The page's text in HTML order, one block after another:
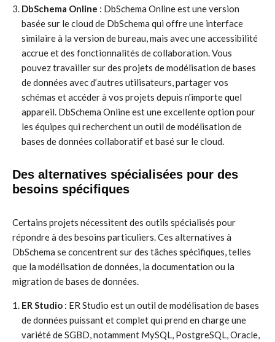
DbSchema Online : DbSchema Online est une version
basée sur le cloud de DbSchema qui offre une interface
similaire à la version de bureau, mais avec une accessibilité
accrue et des fonctionnalités de collaboration. Vous
pouvez travailler sur des projets de modélisation de bases
de données avec d’autres utilisateurs, partager vos
schémas et accéder à vos projets depuis n’importe quel
appareil. DbSchema Online est une excellente option pour
les équipes qui recherchent un outil de modélisation de
bases de données collaboratif et basé sur le cloud.
Des alternatives spécialisées pour des
besoins spécifiques
Certains projets nécessitent des outils spécialisés pour
répondre à des besoins particuliers. Ces alternatives à
DbSchema se concentrent sur des tâches spécifiques, telles
que la modélisation de données, la documentation ou la
migration de bases de données.
ER Studio : ER Studio est un outil de modélisation de bases
de données puissant et complet qui prend en charge une
variété de SGBD, notamment MySQL, PostgreSQL, Oracle,